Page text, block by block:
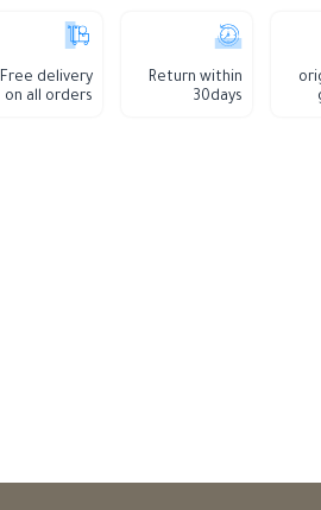
Return within
30days
Free delivery
on all orders